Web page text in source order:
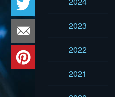
2023
2022
2021